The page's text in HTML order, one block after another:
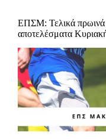
ΕΠΣΜ: Τελικά πρωινά
αποτελέσματα